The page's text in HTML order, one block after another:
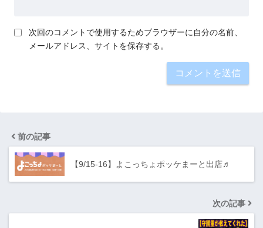
次回のコメントで使用するためブラウザーに自分の名前、
メールアドレス、サイトを保存する。
前の記事
【9/15-16】よこっちょポッケまーと出店♬
次の記事